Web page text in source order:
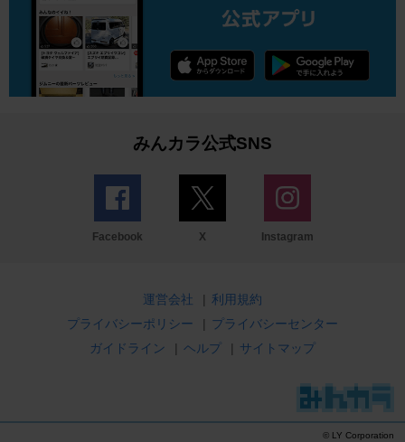
みんカラ公式SNS
Facebook X Instagram
運営会社 | 利用規約
プライバシーポリシー
| プライバシーセンター
ガイドライン
| ヘルプ | サイトマップ
© LY Corporation